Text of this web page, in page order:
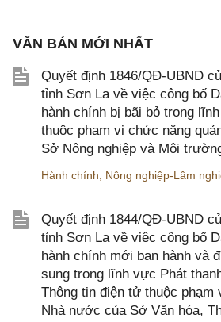
VĂN BẢN MỚI NHẤT
Quyết định 1846/QĐ-UBND
tỉnh Sơn La về việc công bố
hành chính bị bãi bỏ trong
thuộc phạm vi chức năng
Sở Nông nghiệp và Môi
Hành chính Nông nghiệp-Lâm
Quyết định 1844/QĐ-UBND
tỉnh Sơn La về việc công bố
hành chính mới ban hành và
sung trong lĩnh vực Phát
Thông tin điện tử thuộc phạm
Nhà nước của Sở Văn hóa,